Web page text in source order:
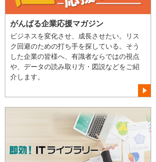
がんばる企業応援マガジン
ビジネスを変化させ、成長させたい。リス
ク回避のための打ち手を探している。そう
した企業の皆様へ、有識者ならではの視点
や、データの読み取り方・図説などをご紹
介します。